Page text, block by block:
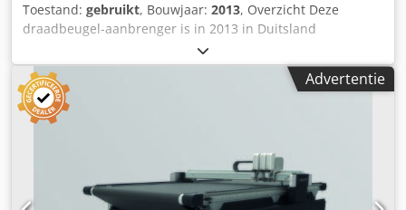
Toestand: gebruikt, Bouwjaar: 2013, Overzicht Deze
draadbeugel-aanbrenger is in 2013 in Duitsland
geproduceerd door SICK INTERNATIONAL. De machine is
per direct te koop omdat de productie in de fabriek in 2022
is stopgezet. Er worden bedieningsplatformen
meegeleverd. Technische gegevens - Capaciteit: 9.000
flessen/uur tot 12.000 flessen/uur - Formaten:
wijnflessen (75cl) - Afmetingen: L. 200 cm - B. 150 cm - H.
250 cm Dcodpowhk Dvsfx Am Eok Leveringsomvang -
Draadbeugel-aanbrenger - Bedieningsplatformen
Advertentie